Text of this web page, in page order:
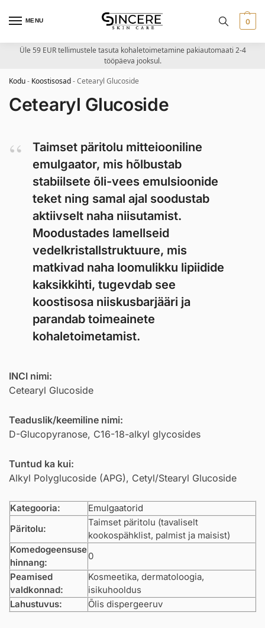
MENU 0
Üle 59 EUR tellimustele tasuta kohaletoimetamine pakiautomaati 2-4
tööpäeva jooksul.
Kodu- Koostisosad-Cetearyl Glucoside
Cetearyl Glucoside
Taimset päritolu mitteiooniline
emulgaator, mis hõlbustab
stabiilsete õli-vees emulsioonide
teket ning samal ajal soodustab
aktiivselt naha niisutamist.
Moodustades lamellseid
vedelkristallstruktuure, mis
matkivad naha loomulikku lipiidide
kaksikkihti, tugevdab see
koostisosa niiskusbarjääri ja
parandab toimeainete
kohaletoimetamist.
INCI nimi:
Cetearyl Glucoside
Teaduslik/keemiline nimi:
D-Glucopyranose, C16-18-alkyl glycosides
Tuntud ka kui:
Alkyl Polyglucoside (APG), Cetyl/Stearyl Glucoside
Kategooria:
Emulgaatorid
Päritolu:
Taimset päritolu (tavaliselt
kookospähklist, palmist ja maisist)
Komedogeensuse
hinnang:
0
Peamised
valdkonnad:
Kosmeetika, dermatoloogia,
isikuhooldus
Lahustuvus:
Õlis dispergeeruv